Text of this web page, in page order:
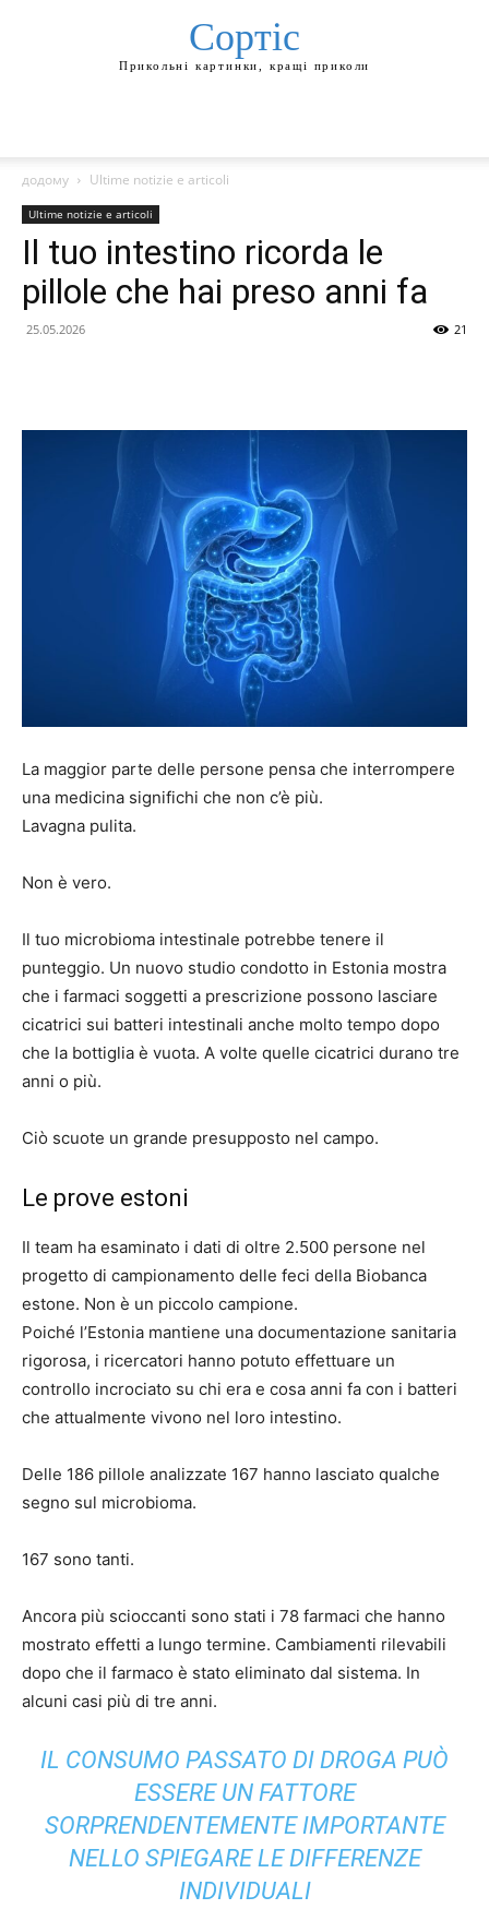
Сортіс
Прикольні картинки, кращі приколи
додому Ultime notizie e articoli
Ultime notizie e articoli
Il tuo intestino ricorda le
pillole che hai preso anni fa
25.05.2026 21
La maggior parte delle persone pensa che interrompere
una medicina significhi che non c’è più.
Lavagna pulita.
Non è vero.
Il tuo microbioma intestinale potrebbe tenere il
punteggio. Un nuovo studio condotto in Estonia mostra
che i farmaci soggetti a prescrizione possono lasciare
cicatrici sui batteri intestinali anche molto tempo dopo
che la bottiglia è vuota. A volte quelle cicatrici durano tre
anni o più.
Ciò scuote un grande presupposto nel campo.
Le prove estoni
Il team ha esaminato i dati di oltre 2.500 persone nel
progetto di campionamento delle feci della Biobanca
estone. Non è un piccolo campione.
Poiché l’Estonia mantiene una documentazione sanitaria
rigorosa, i ricercatori hanno potuto effettuare un
controllo incrociato su chi era e cosa anni fa con i batteri
che attualmente vivono nel loro intestino.
Delle 186 pillole analizzate 167 hanno lasciato qualche
segno sul microbioma.
167 sono tanti.
Ancora più scioccanti sono stati i 78 farmaci che hanno
mostrato effetti a lungo termine. Cambiamenti rilevabili
dopo che il farmaco è stato eliminato dal sistema. In
alcuni casi più di tre anni.
IL CONSUMO PASSATO DI DROGA PUÒ
ESSERE UN FATTORE
SORPRENDENTEMENTE IMPORTANTE
NELLO SPIEGARE LE DIFFERENZE
INDIVIDUALI